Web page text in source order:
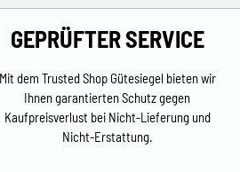
GEPRÜFTER SERVICE
Mit dem Trusted Shop Gütesiegel bieten wir
Ihnen garantierten Schutz gegen
Kaufpreisverlust bei Nicht-Lieferung und
Nicht-Erstattung.